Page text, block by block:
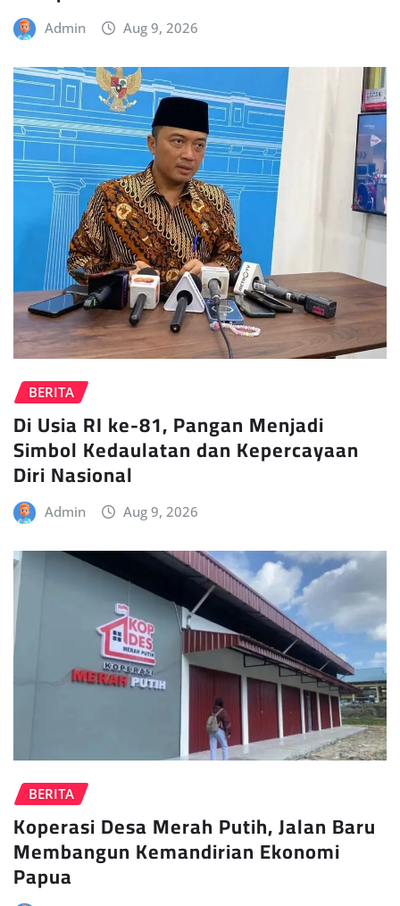
Admin Aug 9, 2026
BERITA
Di Usia RI ke-81, Pangan Menjadi
Simbol Kedaulatan dan Kepercayaan
Diri Nasional
Admin Aug 9, 2026
BERITA
Koperasi Desa Merah Putih, Jalan Baru
Membangun Kemandirian Ekonomi
Papua